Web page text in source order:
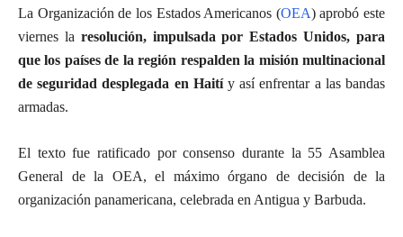
La Organización de los Estados Americanos (OEA) aprobó este
viernes la resolución, impulsada por Estados Unidos, para
que los países de la región respalden la misión multinacional
de seguridad desplegada en Haitíy así enfrentar a las bandas
armadas.
El texto fue ratificado por consenso durante la 55 Asamblea
General de la OEA, el máximo órgano de decisión de la
organización panamericana, celebrada en Antigua y Barbuda.